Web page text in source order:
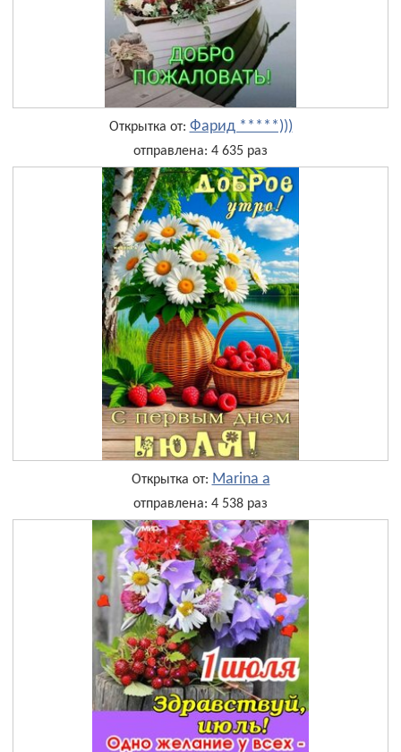
Открытка от: Фарид *****)))
отправлена: 4 635 раз
Открытка от: Marina a
отправлена: 4 538 раз